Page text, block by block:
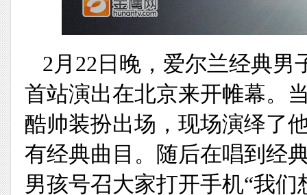
2月22日晚，爱尔兰经典
首站演出在北京来开帷幕。
酷帅装扮出场，现场演绎了
有经典曲目。随后在唱到经
男孩号召大家打开手机“我